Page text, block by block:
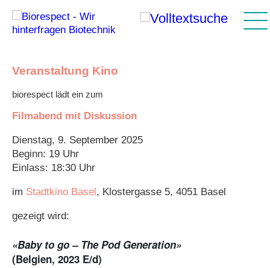
Veranstaltung Kino
biorespect lädt ein zum
Filmabend mit Diskussion
Dienstag, 9. September 2025
Beginn: 19 Uhr
Einlass: 18:30 Uhr
im Stadtkino Basel, Klostergasse 5, 4051 Basel
gezeigt wird:
«Baby to go – The Pod Generation»
(Belgien, 2023 E/d)
Gentests
Medikamente
Forschung
GV-Nahrungsmittel
Genanalysen in der Forensik
PID: Gen-Check am Embryo
Gentherapie
Nutztiere
Medizin
Gene Drive Organisms (GDO)
Xenotransplantation
Nutzpflanzen
Chemie auf dem Acker
Neue gentechnische Verfahren
Mais
Team
Links